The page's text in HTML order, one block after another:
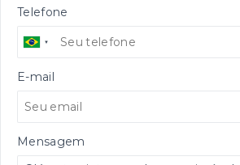
Telefone
E-mail
Mensagem